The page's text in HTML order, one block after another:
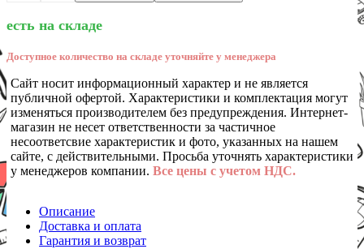
есть на складе
Доступное количество на складе уточняйте у менеджера
Сайт носит информационный характер и не является
публичной офертой. Характеристики и комплектация могут
изменяться производителем без предупреждения. Интернет-
магазин не несет ответственности за частичное
несоответсвие характеристик и фото, указанных на нашем
сайте, с действительными. Просьба уточнять характеристики
у менеджеров компании. Все цены с учетом НДС.
Описание
Доставка и оплата
Гарантия и возврат